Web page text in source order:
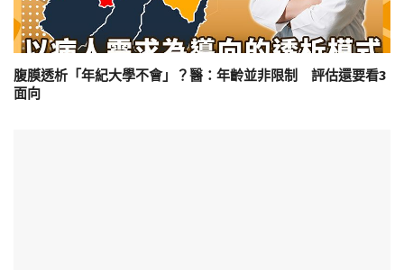
腹膜透析「年紀大學不會」？醫：年齡並非限制 評估還要看3
面向